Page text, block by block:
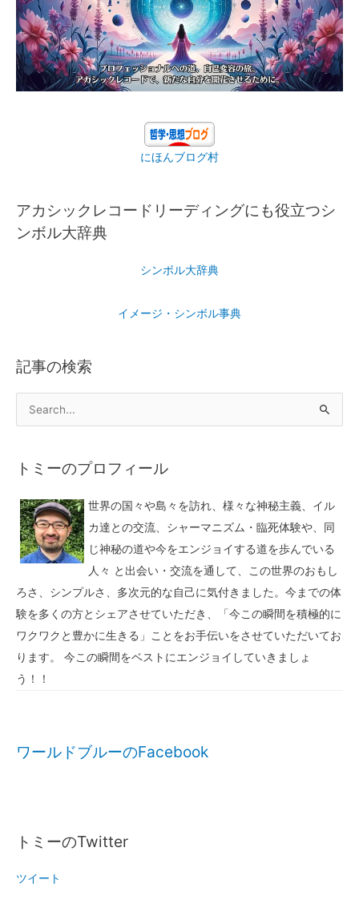
にほんブログ村
アカシックレコードリーディングにも役立つシ
ンボル大辞典
シンボル大辞典
イメージ・シンボル事典
記事の検索
トミーのプロフィール
世界の国々や島々を訪れ、様々な神秘主義、イル
カ達との交流、シャーマニズム・臨死体験や、同
じ神秘の道や今をエンジョイする道を歩んでいる
人々 と出会い・交流を通して、この世界のおもし
ろさ、シンプルさ、多次元的な自己に気付きました。今までの体
験を多くの方とシェアさせていただき、「今この瞬間を積極的に
ワクワクと豊かに生きる」ことをお手伝いをさせていただいてお
ります。 今この瞬間をベストにエンジョイしていきましょ
う！！
ワールドブルーのFacebook
トミーのTwitter
ツイート